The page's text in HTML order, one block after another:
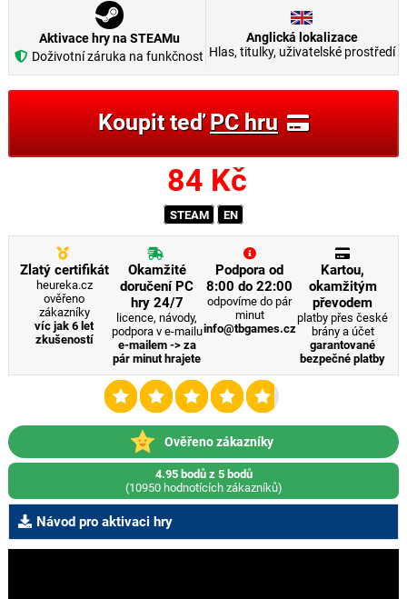
Aktivace hry na STEAMu
Doživotní záruka na funkčnost
Anglická lokalizace
Hlas, titulky, uživatelské prostředí
Koupit teďPC hru
84 Kč
STEAM EN
Zlatý certifikát
heureka.cz
ověřeno
zákazníky
víc jak 6 let
zkušeností
Okamžité
doručení PC
hry 24/7
licence, návody,
podpora v e-mailu
e-mailem -> za
pár minut hrajete
Podpora od
8:00 do 22:00
odpovíme do pár
minut
info@tbgames.cz
Kartou,
okamžitým
převodem
platby přes české
brány a účet
garantované
bezpečné platby
Ověřeno zákazníky
4.95 bodů z 5 bodů
(10950 hodnotících zákazníků)
Návod pro aktivaci hry